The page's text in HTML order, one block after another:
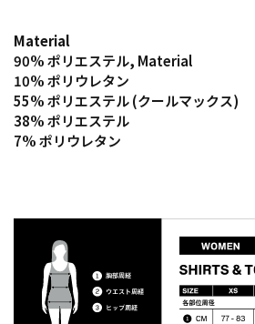
Material
90% ポリエステル, Material
10% ポリウレタン
55% ポリエステル (クールマックス)
38% ポリエステル
7% ポリウレタン